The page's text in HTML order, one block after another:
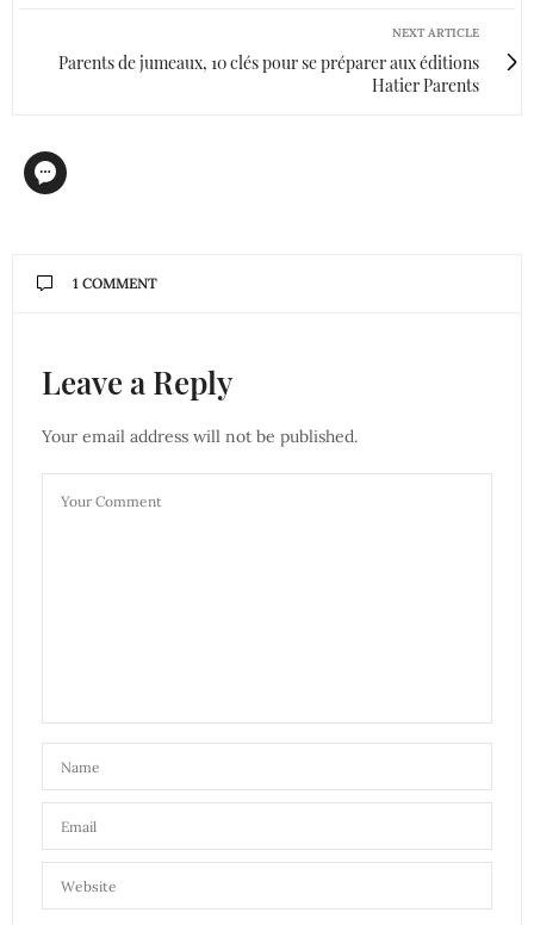
NEXT ARTICLE
Parents de jumeaux, 10 clés pour se préparer aux éditions
Hatier Parents
1 COMMENT
Leave a Reply
Your email address will not be published.